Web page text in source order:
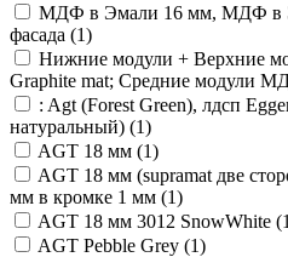
МДФ в Эмали 16 мм, МДФ в
фасада (1)
Нижние модули + Верхние
Graphite mat; Средние модули
: Agt (Forest Green), лдсп
натуральный) (1)
AGT 18 мм (1)
AGT 18 мм (supramat две
мм в кромке 1 мм (1)
AGT 18 мм 3012 SnowWhite (1
AGT Pebble Grey (1)